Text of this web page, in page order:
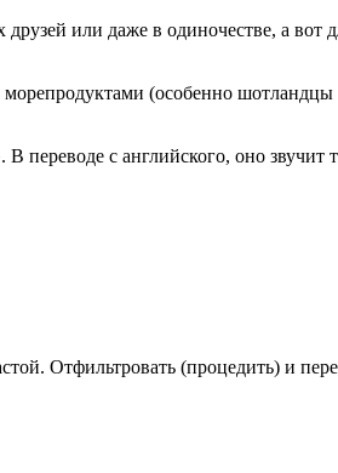
или даже в одиночестве, а вот
(особенно
переводе с английского, оно звучит
Отфильтровать (процедить) и